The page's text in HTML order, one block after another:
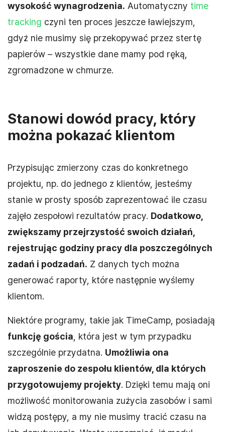
wysokość wynagrodzenia. Automatyczny time
tracking czyni ten proces jeszcze ławiejszym,
gdyż nie musimy się przekopywać przez stertę
papierów – wszystkie dane mamy pod ręką,
zgromadzone w chmurze.
Stanowi dowód pracy, który
można pokazać klientom
Przypisując zmierzony czas do konkretnego
projektu, np. do jednego z klientów, jesteśmy
stanie w prosty sposób zaprezentować ile czasu
zajęło zespołowi rezultatów pracy. Dodatkowo,
zwiększamy przejrzystość swoich działań,
rejestrując godziny pracy dla poszczególnych
zadań i podzadań. Z danych tych można
generować raporty, które następnie wyślemy
klientom.
Niektóre programy, takie jak TimeCamp, posiadają
funkcję gościa , która jest w tym przypadku
szczególnie przydatna. Umożliwia ona
zaproszenie do zespołu klientów, dla których
przygotowujemy projekty. Dzięki temu mają oni
możliwość monitorowania zużycia zasobów i sami
widzą postępy, a my nie musimy tracić czasu na